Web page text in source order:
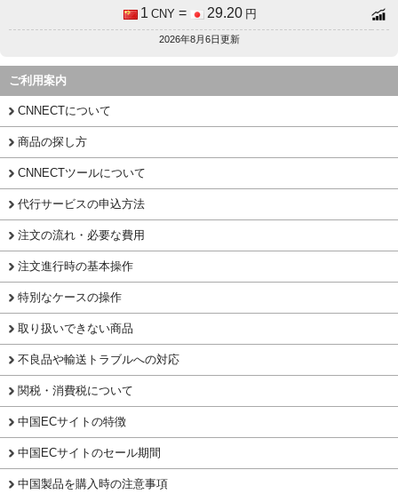
1 CNY = 29.20 円
2026年8月6日更新
ご利用案内
CNNECTについて
商品の探し方
CNNECTツールについて
代行サービスの申込方法
注文の流れ・必要な費用
注文進行時の基本操作
特別なケースの操作
取り扱いできない商品
不良品や輸送トラブルへの対応
関税・消費税について
中国ECサイトの特徴
中国ECサイトのセール期間
中国製品を購入時の注意事項